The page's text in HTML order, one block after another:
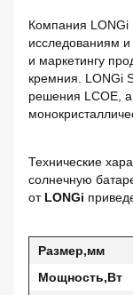
Компания LONGi
исследованиям
и маркетингу
кремния. LONGi
решения LCOE, а
Технические
солнечную
от LONGi
Размер,мм
Мощность,Вт